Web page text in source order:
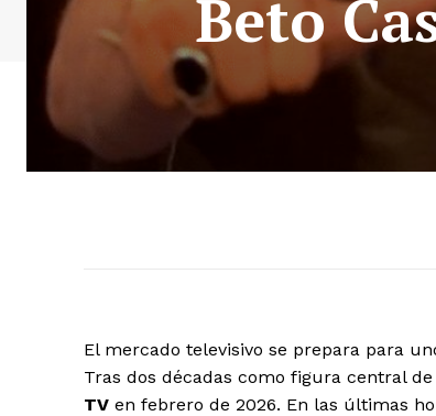
Beto
El mercado televisivo se prepara para
Tras dos décadas como figura central de
TV en febrero de 2026. En las últimas